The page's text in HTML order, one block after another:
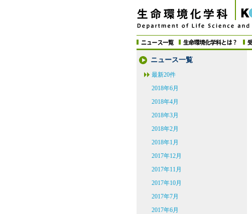
ニュース一覧
最新20件
2018年6月
2018年4月
2018年3月
2018年2月
2018年1月
2017年12月
2017年11月
2017年10月
2017年7月
2017年6月